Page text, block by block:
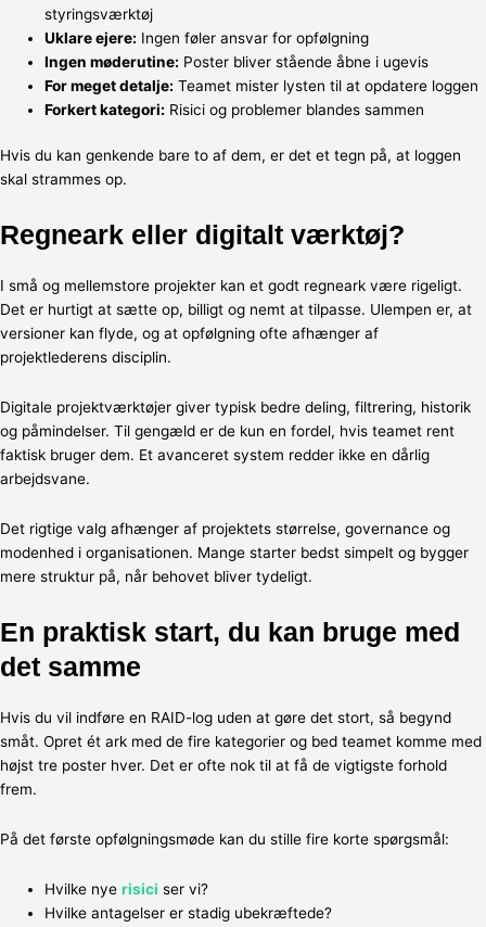
styringsværktøj
Uklare ejere: Ingen føler ansvar for opfølgning
Ingen møderutine: Poster bliver stående åbne i ugevis
For meget detalje: Teamet mister lysten til at opdatere loggen
Forkert kategori: Risici og problemer blandes sammen
Hvis du kan genkende bare to af dem, er det et tegn på, at loggen
skal strammes op.
Regneark eller digitalt værktøj?
I små og mellemstore projekter kan et godt regneark være rigeligt.
Det er hurtigt at sætte op, billigt og nemt at tilpasse. Ulempen er, at
versioner kan flyde, og at opfølgning ofte afhænger af
projektlederens disciplin.
Digitale projektværktøjer giver typisk bedre deling, filtrering, historik
og påmindelser. Til gengæld er de kun en fordel, hvis teamet rent
faktisk bruger dem. Et avanceret system redder ikke en dårlig
arbejdsvane.
Det rigtige valg afhænger af projektets størrelse, governance og
modenhed i organisationen. Mange starter bedst simpelt og bygger
mere struktur på, når behovet bliver tydeligt.
En praktisk start, du kan bruge med
det samme
Hvis du vil indføre en RAID-log uden at gøre det stort, så begynd
småt. Opret ét ark med de fire kategorier og bed teamet komme med
højst tre poster hver. Det er ofte nok til at få de vigtigste forhold
frem.
På det første opfølgningsmøde kan du stille fire korte spørgsmål:
Hvilke nyerisici ser vi?
Hvilke antagelser er stadig ubekræftede?